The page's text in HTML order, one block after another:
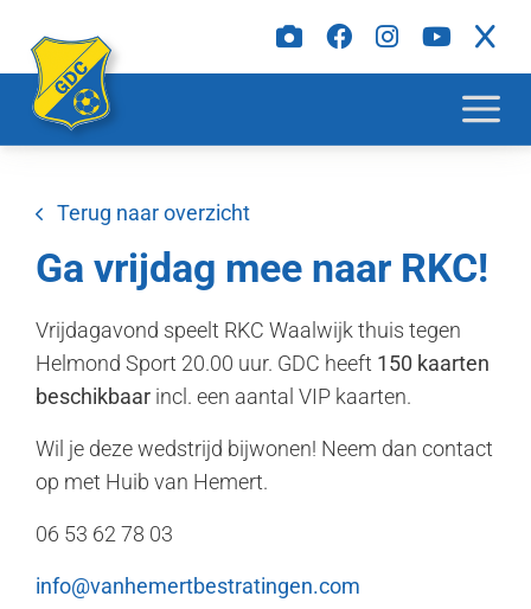
Terug naar overzicht
Ga vrijdag mee naar RKC!
Vrijdagavond speelt RKC Waalwijk thuis tegen
Helmond Sport 20.00 uur. GDC heeft 150 kaarten
beschikbaar incl. een aantal VIP kaarten.
Wil je deze wedstrijd bijwonen! Neem dan contact
op met Huib van Hemert.
06 53 62 78 03
info@vanhemertbestratingen.com